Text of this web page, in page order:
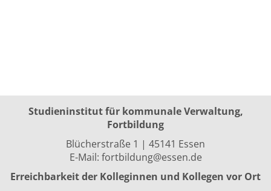
Studieninstitut für kommunale Verwaltung,
Fortbildung
Blücherstraße 1 | 45141 Essen
E-Mail: fortbildung@essen.de
Erreichbarkeit der Kolleginnen und Kollegen vor Ort